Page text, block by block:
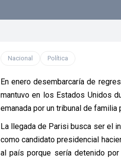
Nacional Política
En enero desembarcaría de
mantuvo en los Estados Unidos
emanada por un tribunal de
La llegada de Parisi busca ser el
como candidato presidencial
al país porque sería detenido